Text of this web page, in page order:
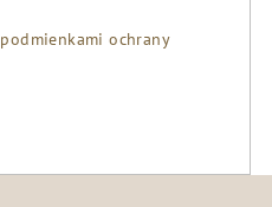
podmienkami ochrany